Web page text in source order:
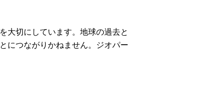
大切にしています。地球の過去と
につながりかねません。ジオパー